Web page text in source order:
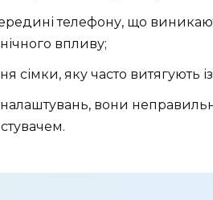
телефону, що
впливу;
сімки, яку часто витягують
вони